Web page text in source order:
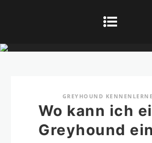
GREYHOUND
Wo kann ich
Greyhound